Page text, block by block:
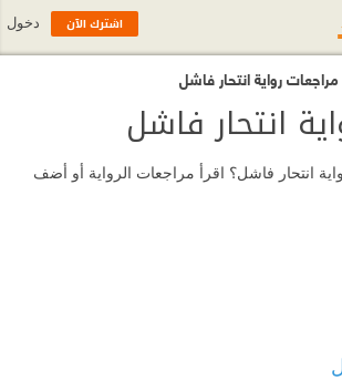
رواية انتحار فاشل
انتحار فاشل
انتحار فاشل؟ اقرأ مراجعات الرواية أو أضف
اشترك الآن دخول